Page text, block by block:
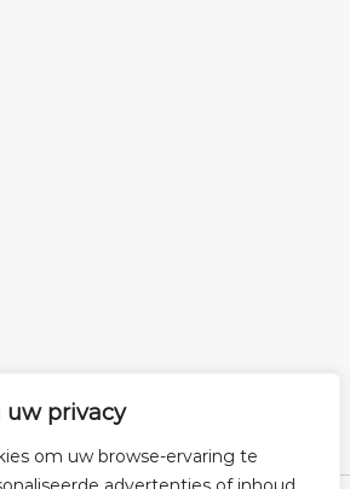
uw privacy
om uw browse-ervaring te